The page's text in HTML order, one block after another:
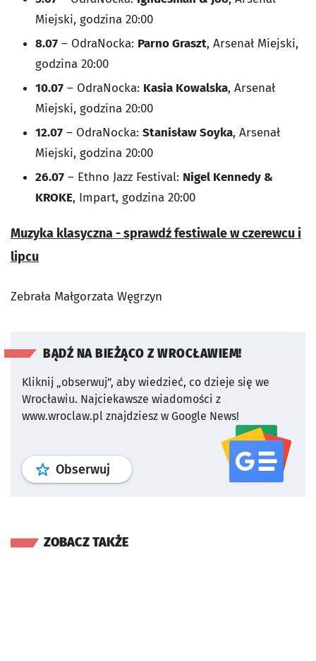
Miejski, godzina 20:00
8.07 – OdraNocka: Parno Graszt, Arsenał Miejski,
godzina 20:00
10.07 – OdraNocka: Kasia Kowalska, Arsenał
Miejski, godzina 20:00
12.07 – OdraNocka: Stanisław Soyka, Arsenał
Miejski, godzina 20:00
26.07 – Ethno Jazz Festival: Nigel Kennedy &
KROKE, Impart, godzina 20:00
Muzyka klasyczna - sprawdź festiwale w czerewcu i
lipcu
Zebrała Małgorzata Węgrzyn
BĄDŹ NA BIEŻĄCO Z WROCŁAWIEM!
Kliknij „obserwuj”, aby wiedzieć, co dzieje się we
Wrocławiu. Najciekawsze wiadomości z
www.wroclaw.pl znajdziesz w Google News!
Obserwuj profil serwisu
ZOBACZ TAKŻE